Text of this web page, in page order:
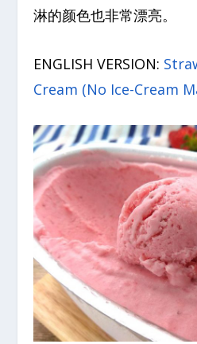
淋的颜色也非常漂亮。
ENGLISH VERSION:
Cream (No Ice-Cream